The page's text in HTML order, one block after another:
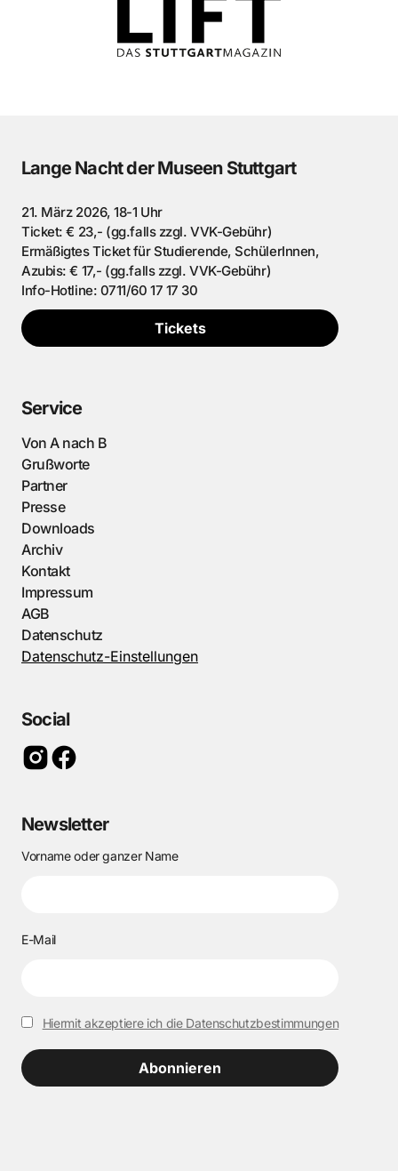
Lange Nacht der Museen Stuttgart
21. März 2026, 18-1 Uhr
Ticket: € 23,- (gg.falls zzgl. VVK-Gebühr)
Ermäßigtes Ticket für Studierende, SchülerInnen,
Azubis: € 17,- (gg.falls zzgl. VVK-Gebühr)
Info-Hotline: 0711/60 17 17 30
Tickets
Service
Von A nach B
Grußworte
Partner
Presse
Downloads
Archiv
Kontakt
Impressum
AGB
Datenschutz
Datenschutz-Einstellungen
Social
Newsletter
Vorname oder ganzer Name
E-Mail
Hiermit akzeptiere ich die Datenschutzbestimmungen